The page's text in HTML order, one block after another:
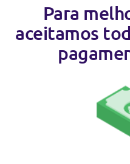
Para
aceitamos